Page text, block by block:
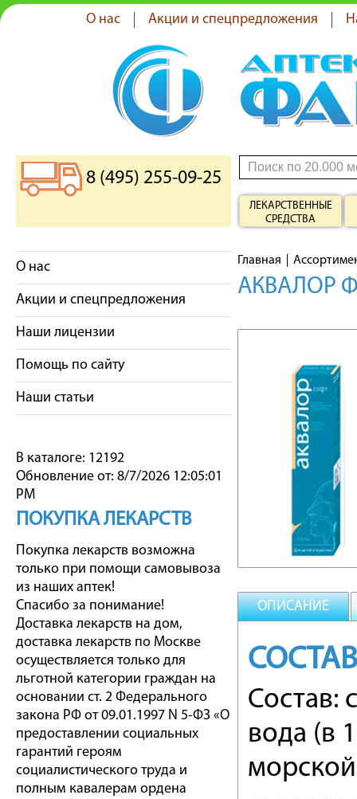
О нас Акции и спецпредложения
8 (495) 255-09-25
ЛЕКАРСТВЕННЫЕ
СРЕДСТВА
О нас
Акции и спецпредложения
Наши лицензии
Помощь по сайту
Наши статьи
В каталоге: 12192
Обновление от: 8/7/2026 12:05:01
PM
ПОКУПКА ЛЕКАРСТВ
Покупка лекарств возможна
только при помощи самовывоза
из наших аптек!
Спасибо за понимание!
Доставка лекарств на дом,
доставка лекарств по Москве
осуществляется только для
льготной категории граждан на
основании ст. 2 Федерального
закона РФ от 09.01.1997 N 5-ФЗ «О
предоставлении социальных
гарантий героям
социалистического труда и
полным кавалерам ордена
Главная
АКВАЛОР
ОПИСАНИЕ
Состав:
вода (в